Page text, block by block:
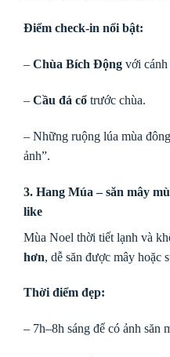
Điểm check-in nổi bật:
– Chùa Bích Động với
– Cầu đá cổ trước chùa.
– Những ruộng lúa mùa
ảnh”.
3. Hang Múa – săn mây
like
Mùa Noel thời tiết lạnh và
hơn, dễ săn được mây hoặc
Thời điểm đẹp:
– 7h–8h sáng để có ảnh săn